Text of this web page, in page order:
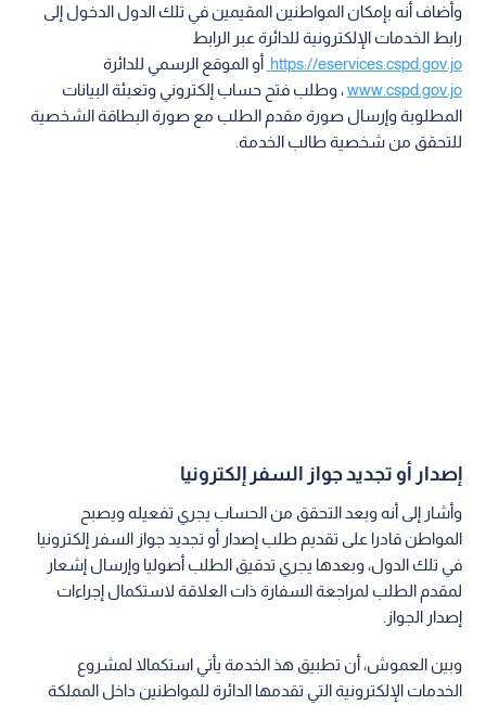
وأضاف أنه بإمكان المواطنين المقيمين في تلك الدول الدخول إلى
رابط الخدمات الإلكترونية للدائرة عبر الرابط
https://eservices.cspd.gov.jo أو الموقع الرسمي للدائرة
www.cspd.gov.jo، وطلب فتح حساب إلكتروني وتعبئة البيانات
المطلوبة وإرسال صورة مقدم الطلب مع صورة البطاقة الشخصية
للتحقق من شخصية طالب الخدمة.
إصدار أو تجديد جواز السفر إلكترونيا
وأشار إلى أنه وبعد التحقق من الحساب يجري تفعيله ويصبح
المواطن قادرا على تقديم طلب إصدار أو تجديد جواز السفر إلكترونيا
في تلك الدول، وبعدها يجري تدقيق الطلب أصوليا وإرسال إشعار
لمقدم الطلب لمراجعة السفارة ذات العلاقة لاستكمال إجراءات
إصدار الجواز.
وبين العموش، أن تطبيق هذ الخدمة يأتي استكمالا لمشروع
الخدمات الإلكترونية التي تقدمها الدائرة للمواطنين داخل المملكة